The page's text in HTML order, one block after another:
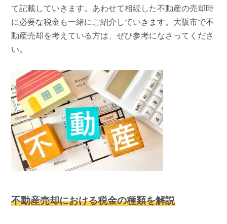
て記載していきます。あわせて相続した不動産の売却時
に必要な税金も一緒にご紹介していきます。大阪市で不
動産売却を考えている方は、ぜひ参考になさってくださ
い。
不動産売却における税金の種類を解説